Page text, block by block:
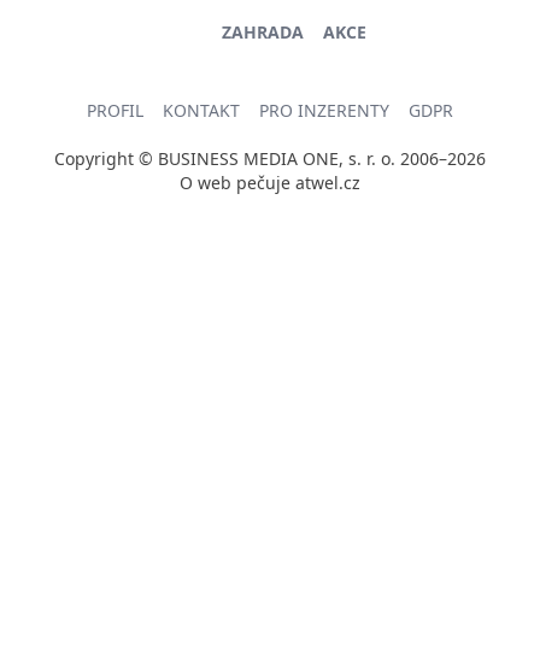
ZAHRADA
AKCE
PROFIL KONTAKT PRO INZERENTY GDPR
Copyright © BUSINESS MEDIA ONE, s. r. o. 2006–2026